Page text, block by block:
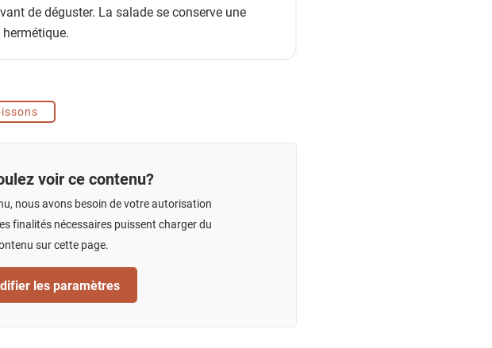
de déguster. La salade se conserve une
voir ce contenu?
nous avons besoin de votre autorisation
finalités nécessaires puissent charger du
sur cette page.
les paramètres